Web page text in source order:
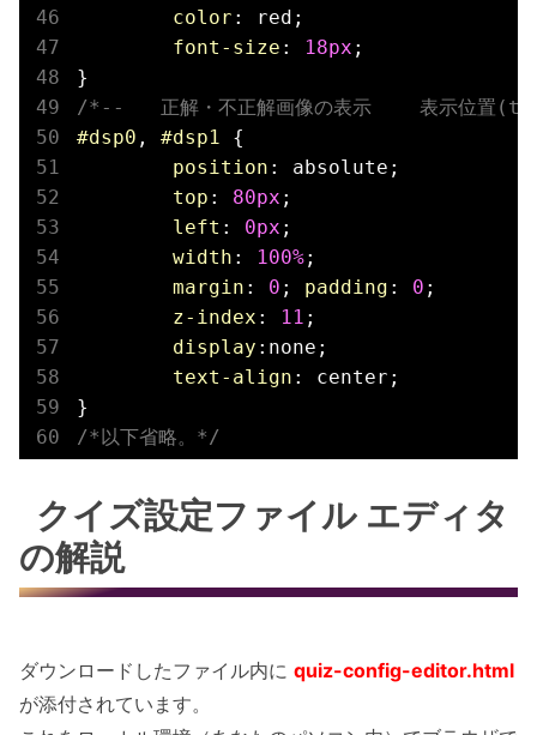
color : red;
font-size : 18px ;
/*--   正解・不正解画像の表示    表示位置
#dsp0 , #dsp1
{
position : absolute;
top : 80px ;
left : 0px ;
width : 100%;
margin : 0 ; padding : 0 ;
z-index : 11 ;
display :none;
text-align : center;
/*以下省略。*/
クイズ設定ファイル エディタ
の解説
ダウンロードしたファイル内に quiz-config-editor.html
が添付されています。